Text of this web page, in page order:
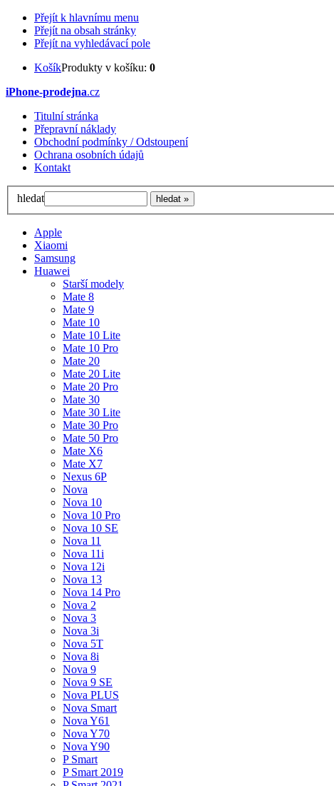
Přejít k hlavnímu menu
Přejít na obsah stránky
Přejít na vyhledávací pole
KošíkProdukty v košíku: 0
iPhone-prodejna.cz
Titulní stránka
Přepravní náklady
Obchodní podmínky / Odstoupení
Ochrana osobních údajů
Kontakt
hledat
Apple
Xiaomi
Samsung
Huawei
Starší modely
Mate 8
Mate 9
Mate 10
Mate 10 Lite
Mate 10 Pro
Mate 20
Mate 20 Lite
Mate 20 Pro
Mate 30
Mate 30 Lite
Mate 30 Pro
Mate 50 Pro
Mate X6
Mate X7
Nexus 6P
Nova
Nova 10
Nova 10 Pro
Nova 10 SE
Nova 11
Nova 11i
Nova 12i
Nova 13
Nova 14 Pro
Nova 2
Nova 3
Nova 3i
Nova 5T
Nova 8i
Nova 9
Nova 9 SE
Nova PLUS
Nova Smart
Nova Y61
Nova Y70
Nova Y90
P Smart
P Smart 2019